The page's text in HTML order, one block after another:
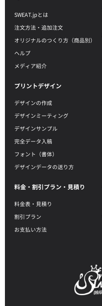
SWEAT.jpとは
注文方法・追加注文
オリジナルのつくり方（商品別）
ヘルプ
メディア紹介
プリントデザイン
デザインの作成
デザインミーティング
デザインサンプル
完全データ入稿
フォント（書体）
デザインデータの送り方
料金・割引プラン・見積り
料金表・見積り
割引プラン
お支払い方法